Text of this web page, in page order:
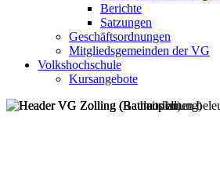
Berichte
Satzungen
Geschäftsordnungen
Mitgliedsgemeinden der VG
Volkshochschule
Kursangebote